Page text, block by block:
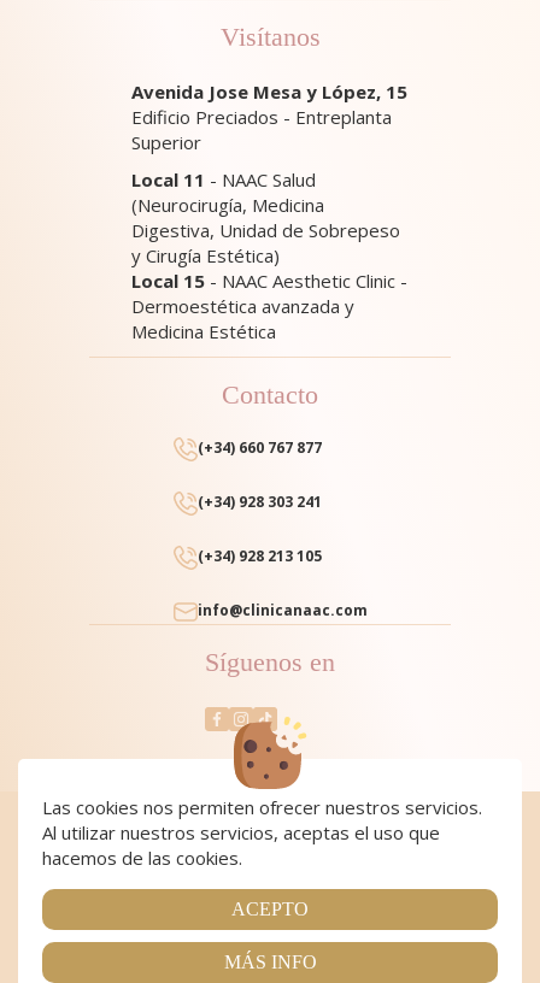
Las cookies nos permiten ofrecer nuestros servicios.
Al utilizar nuestros servicios, aceptas el uso que
hacemos de las cookies.
ACEPTO
MÁS INFO
Visítanos
Avenida Jose Mesa y López, 15
Edificio Preciados - Entreplanta
Superior
Local 11 - NAAC Salud
(Neurocirugía, Medicina
Digestiva, Unidad de Sobrepeso
y Cirugía Estética)
Local 15 - NAAC Aesthetic Clinic -
Dermoestética avanzada y
Medicina Estética
Contacto
(+34) 660 767 877
(+34) 928 303 241
(+34) 928 213 105
info@clinicanaac.com
Síguenos en
Cookies| Cookies policy|Aviso Legal y Política de Privacidad
Condiciones de compra
Página realizada porWeb Las Palmas